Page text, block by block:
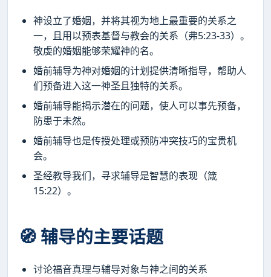
神设立了婚姻，并将其视为地上最重要的关系之
一，且用以预表基督与教会的关系（弗5:23-33）。
敬虔的婚姻能够荣耀神的名。
婚前辅导为神对婚姻的计划提供清晰指导，帮助人
们预备进入这一神圣且独特的关系。
婚前辅导能揭示潜在的问题，使人可以事先预备，
防患于未然。
婚前辅导也是传授处理或预防冲突技巧的宝贵机
会。
圣经教导我们，寻求辅导是智慧的表现（箴
15:22）。
🧭 辅导的主要话题
讨论福音真理与辅导对象与神之间的关系